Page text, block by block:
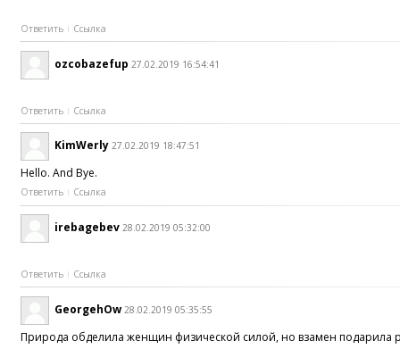
Ответить Ссылка
ozcobazefup 27.02.2019 16:54:41
Ответить Ссылка
KimWerly 27.02.2019 18:47:51
Hello. And Bye.
Ответить Ссылка
irebagebev 28.02.2019 05:32:00
Ответить Ссылка
GeorgehOw 28.02.2019 05:35:55
Природа обделила женщин физической силой, но взамен подарила